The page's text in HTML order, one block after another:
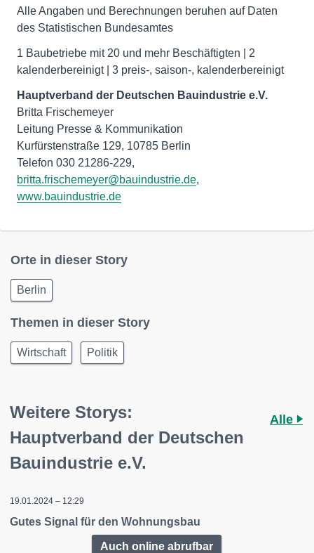
Alle Angaben und Berechnungen beruhen auf Daten
des Statistischen Bundesamtes
1 Baubetriebe mit 20 und mehr Beschäftigten | 2
kalenderbereinigt | 3 preis-, saison-, kalenderbereinigt
Hauptverband der Deutschen Bauindustrie e.V.
Britta Frischemeyer
Leitung Presse & Kommunikation
Kurfürstenstraße 129, 10785 Berlin
Telefon 030 21286-229,
britta.frischemeyer@bauindustrie.de,
www.bauindustrie.de
Orte in dieser Story
Berlin
Themen in dieser Story
Wirtschaft Politik
Weitere Storys:
Hauptverband der Deutschen
Bauindustrie e.V.
Alle
19.01.2024 – 12:29
Gutes Signal für den Wohnungsbau
Auch online abrufbar